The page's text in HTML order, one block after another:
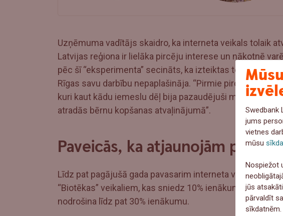
Uzņēmuma vadītājs skaidro, ka interneta veikals tolaik
Latvijas reģiona ir lielāka pircēju interese un nākotnē
pēc šī “eksperimenta” secināts, ka izteiktas tendences
Rīgas savu darbību nepaplašināja. “Pirmie pircēji
kuri kaut kādu iemeslu dēļ bija pazaudējuši mobilitāti,
atradās bērnu kopšanas atvaļinājumā”.
Paveicās, ka atjaunojām
Līdz pat pagājušā gada pavasarim interneta veikals tika
“Biotēkas” veikaliem, kas sniedz 10% ienākumu, bet
nodrošina līdz pat 30% ienākumu.
Swedbank
jums
vietnes
mūsu
Nospiežot
jūs
pārvaldīt